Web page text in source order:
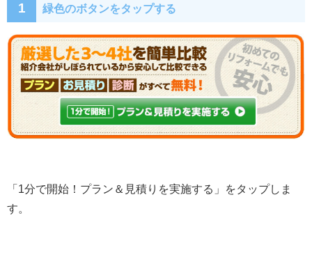
1 緑色のボタンをタップする
「1分で開始！プラン＆見積りを実施する」をタップしま
す。